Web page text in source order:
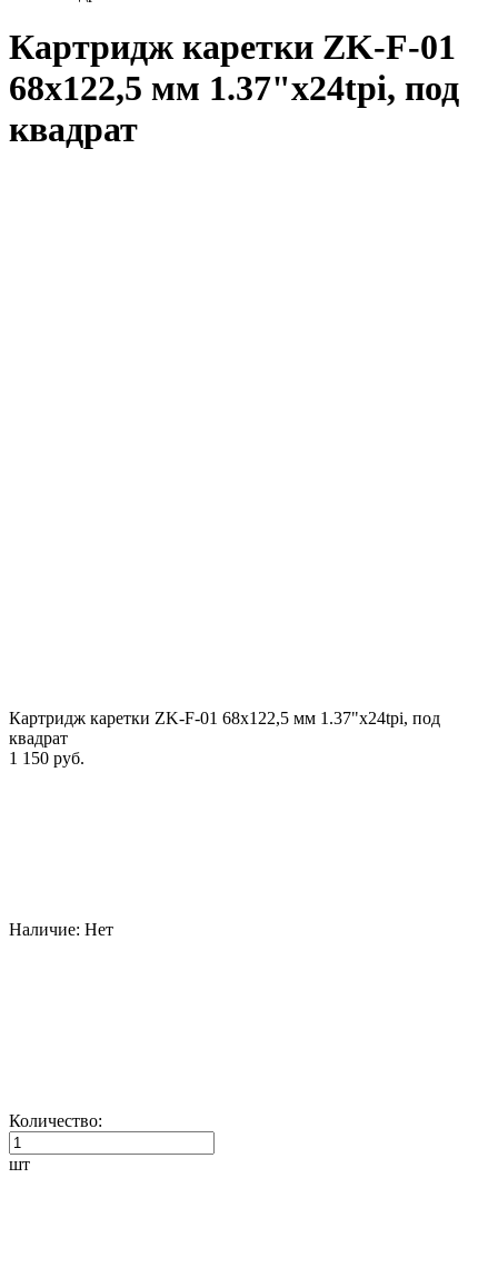
Картридж каретки ZK-F-01
68х122,5 мм 1.37"x24tpi, под
квадрат
Картридж каретки ZK-F-01 68х122,5 мм 1.37"x24tpi, под
квадрат
1 150 руб.
Наличие: Нет
Количество:
шт